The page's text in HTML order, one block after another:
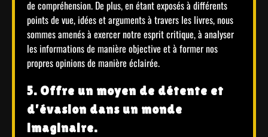
de compréhension. De plus, en étant exposés à différents
points de vue, idées et arguments à travers les livres, nous
sommes amenés à exercer notre esprit critique, à analyser
les informations de manière objective et à former nos
propres opinions de manière éclairée.
5. Offre un moyen de détente et
d’évasion dans un monde
imaginaire.